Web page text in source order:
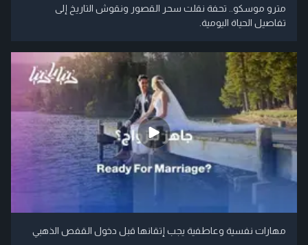
مترو موسكو.. تحفة نقلت سحر القصور ونقوش التاريخ إلى
تفاصيل الحياة اليومية.
مهارات نفسية وعاطفية يجب إتقانها قبل دخول القفص الذهبي